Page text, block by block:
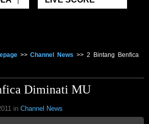
>>Channel News >>2 Bintang Benfica
Diminati MU
in Channel News